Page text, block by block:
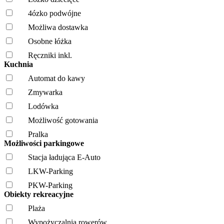
4ózko podwójne
Możliwa dostawka
Osobne łóżka
Ręczniki inkl.
Kuchnia
Automat do kawy
Zmywarka
Lodówka
Możliwość gotowania
Pralka
Możliwości parkingowe
Stacja ładująca E-Auto
LKW-Parking
PKW-Parking
Obiekty rekreacyjne
Plaża
Wypożyczalnia rowerów